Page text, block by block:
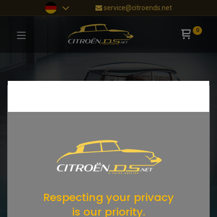
service@citroends.net
0
Respecting your privacy
is our priority.